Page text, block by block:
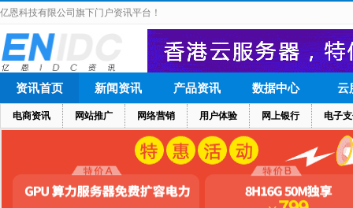
亿恩科技有限公司旗下门户资讯平台！
资讯首页
电商资讯 网站推广 网络营销 用户体验 网上银行 电子
新闻资讯 产品资讯 数据中心 云